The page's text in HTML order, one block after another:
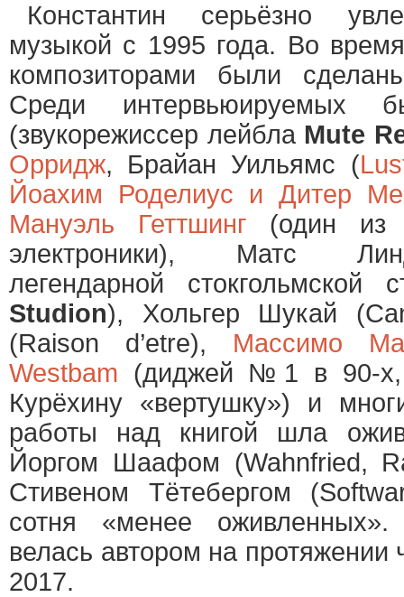
Константин серьёзно
музыкой с 1995 года. Во
композиторами были
Среди
(звукорежиссер лейбла Mute
Орридж, Брайан Уильямс (
Йоахим Роделиус и Дитер
Мануэль Геттшинг (один из
электроники), Матс
легендарной стокгольмской
Studion), Хольгер Шукай
(Raison d’etre), Массимо
Westbam (диджей №1 в 90-х,
Курёхину «вертушку») и
работы над книгой шла
Йоргом Шаафом (Wahnfried,
Стивеном Тётебергом
сотня «менее
велась автором на протяжении
2017.